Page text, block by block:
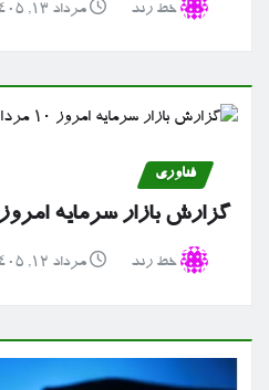
خط رند مرداد ۱۳, ۱۴۰۵
فناوری
گزارش بازار سرمایه امروز ۱۰ مرداد ۱۴۰۵
خط رند مرداد ۱۲, ۱۴۰۵